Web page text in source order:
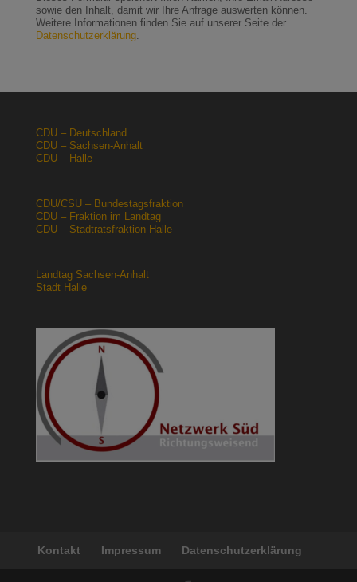
sowie den Inhalt, damit wir Ihre Anfrage auswerten können.
Weitere Informationen finden Sie auf unserer Seite der
Datenschutzerklärung.
CDU – Deutschland
CDU – Sachsen-Anhalt
CDU – Halle
CDU/CSU – Bundestagsfraktion
CDU – Fraktion im Landtag
CDU – Stadtratsfraktion Halle
Landtag Sachsen-Anhalt
Stadt Halle
Kontakt Impressum Datenschutzerklärung